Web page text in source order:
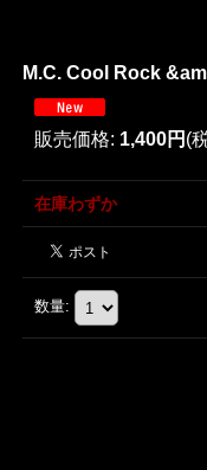
M.C. Cool Rock
販売価格: 1,400円 (
在庫わずか
数量: